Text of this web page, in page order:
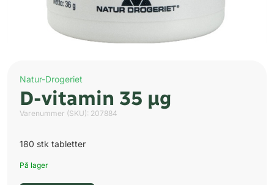
Natur-Drogeriet
D-vitamin 35 µg
Varenummer (SKU): 207884
180 stk tabletter
På lager